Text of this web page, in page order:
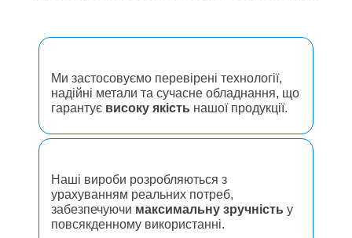
Ми застосовуємо перевірені технології,
надійні метали та сучасне обладнання, що
гарантує високу якість нашої продукції.
Наші вироби розробляються з
урахуванням реальних потреб,
забезпечуючи максимальну зручність у
повсякденному використанні.